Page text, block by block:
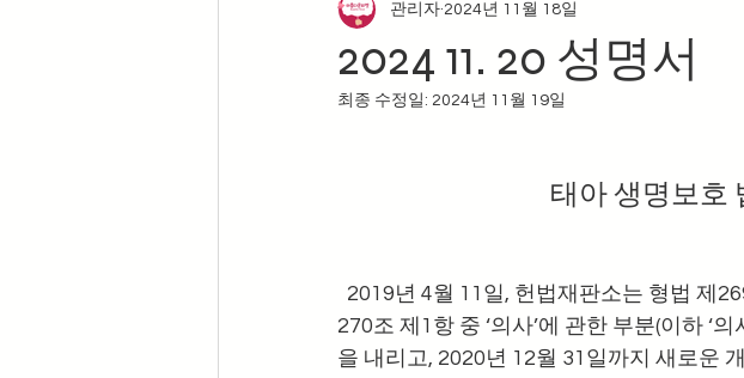
2024 11. 20 성명서
관리자 2024년 11월 18일
최종 수정일: 2024년 11월 19일
태아 생명보호
2019년 4월 11일, 헌법재판소는 형법 제
270조 제1항 중 ‘의사’에 관한 부분(이하 ‘
을 내리고, 2020년 12월 31일까지 새로운